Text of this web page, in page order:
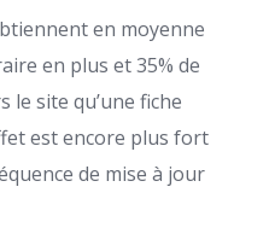
en moyenne
en plus et 35% de
le site qu’une fiche
est encore plus fort
de mise à jour